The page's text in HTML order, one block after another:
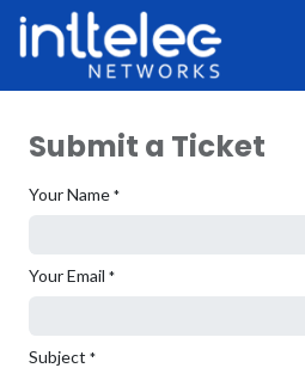
Submit a Ticket
Your Name *
Your Email *
Subject *